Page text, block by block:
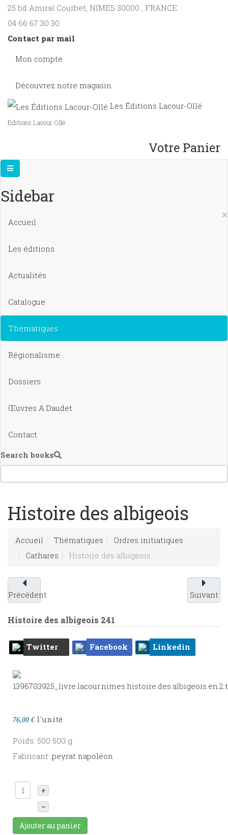
25 bd Amiral Courbet, NIMES 30000 , FRANCE
04 66 67 30 30
Contact par mail
Mon compte
Découvrez notre magasin
Les Éditions Lacour-Ollé
Editions Lacour Ollé
Votre Panier
Sidebar
×
Accueil
Les éditions
Actualités
Catalogue
Thématiques
Régionalisme
Dossiers
Œuvres A.Daudet
Contact
Search books
Histoire des albigeois
Accueil Thématiques
Ordres initiatiques
Cathares
Histoire des albigeois
Précédent Suivant
Histoire des albigeois 241
Twitter Facebook Linkedin
76,00 € l'unité
Poids: 500 500 g
Fabricant: peyrat napoléon
+
–
Ajouter au panier